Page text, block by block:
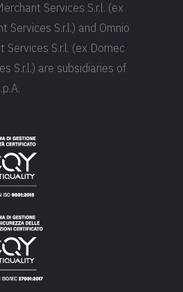
Services S.r.l. (ex
Services S.r.l.) and Omnio
Services S.r.l. (ex Domec
S.r.l.) are subsidiaries of